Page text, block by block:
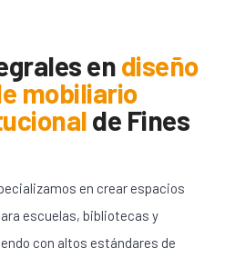
endiseño
mobiliario
de Fines
en crear espacios
escuelas, bibliotecas y
con altos estándares de